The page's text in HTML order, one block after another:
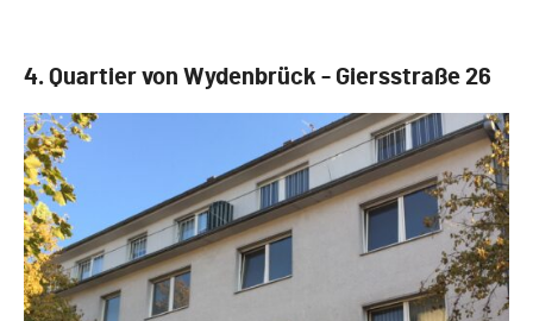
4. Quartier von Wydenbrück - Giersstraße 26